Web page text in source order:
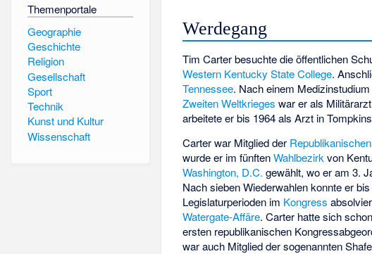
Themenportale
Geographie
Geschichte
Religion
Gesellschaft
Sport
Technik
Kunst und Kultur
Wissenschaft
Werdegang
Tim Carter besuchte die öffentlichen
Western Kentucky State College.
Tennessee. Nach einem
Zweiten Weltkrieges war er als
arbeitete er bis 1964 als Arzt in
Carter war Mitglied der
wurde er im fünftenWahlbezirk von
Washington, D.C. gewählt, wo er am 3.
Nach sieben Wiederwahlen konnte er
Legislaturperioden im Kongress
Watergate-Affäre. Carter hatte sich
ersten republikanischen
war auch Mitglied der sogenannten